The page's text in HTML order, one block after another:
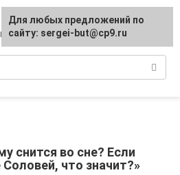
наши сны
снится во сне? Если
что значит?»
Для любых предложений по
сайту: sergei-but@cp9.ru